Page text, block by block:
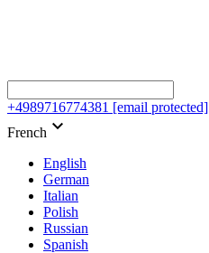
+4989716774381 [email protected]
French keyboard_arrow_down
English
German
Italian
Polish
Russian
Spanish